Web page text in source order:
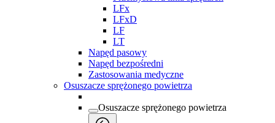
LFx
LFxD
LF
LT
Napęd pasowy
Napęd bezpośredni
Zastosowania medyczne
Osuszacze sprężonego powietrza
Osuszacze sprężonego powietrza